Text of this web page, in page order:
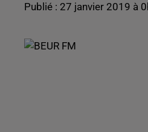
Publié : 27 janvier 2019 à